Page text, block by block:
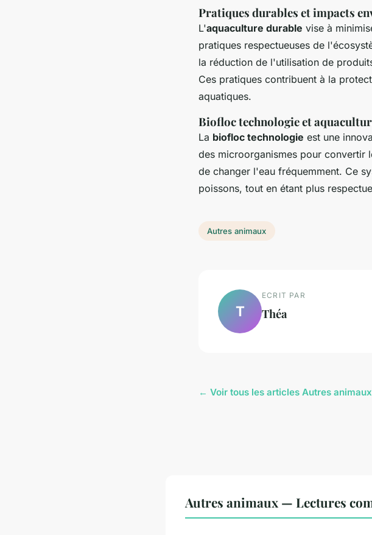
Pratiques durables et impacts
L'aquaculture durable vise à
pratiques respectueuses de
la réduction de l'utilisation de
Ces pratiques contribuent à la
aquatiques.
Biofloc technologie et
La biofloc technologie est une
des microorganismes pour convertir
de changer l'eau fréquemment. Ce
poissons, tout en étant plus
Autres animaux
T
ECRIT PAR
Théa
← Voir tous les articles Autres animaux
Autres animaux — Lectures